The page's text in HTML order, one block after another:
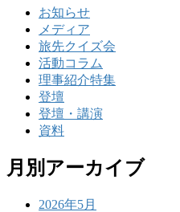
お知らせ
メディア
旅先クイズ会
活動コラム
理事紹介特集
登壇
登壇・講演
資料
月別アーカイブ
2026年5月